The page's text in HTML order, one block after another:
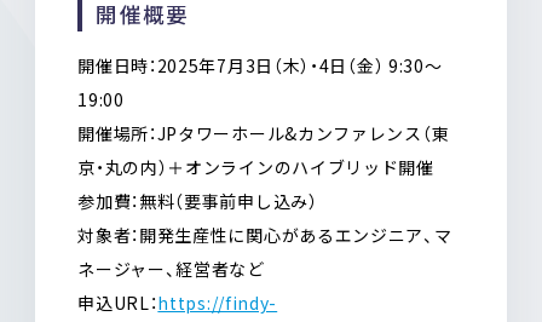
開催概要
開催日時：2025年7月3日（木）・4日（金） 9:30〜
19:00
開催場所：JPタワーホール&カンファレンス（東
京・丸の内）＋オンラインのハイブリッド開催
参加費：無料（要事前申し込み）
対象者：開発生産性に関心があるエンジニア、マ
ネージャー、経営者など
申込URL：https://findy-